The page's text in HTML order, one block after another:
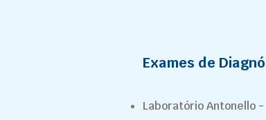
Exames de
Laboratório Antonello